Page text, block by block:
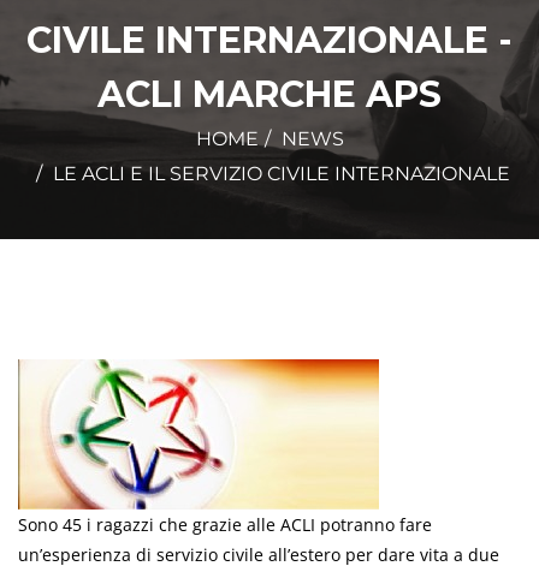
CIVILE INTERNAZIONALE -
ACLI MARCHE APS
HOME
NEWS
LE ACLI E IL SERVIZIO CIVILE INTERNAZIONALE
Sono 45 i ragazzi che grazie alle ACLI potranno fare
un’esperienza di servizio civile all’estero per dare vita a due